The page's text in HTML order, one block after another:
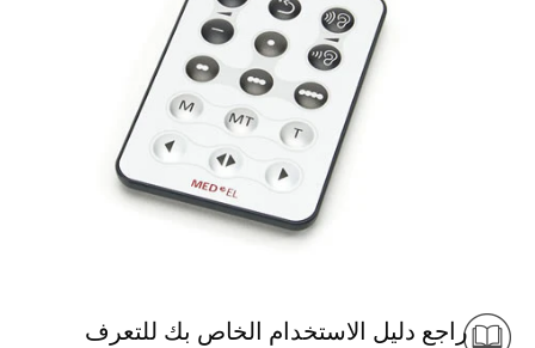
راجع دليل الاستخدام الخاص بك للتعرف